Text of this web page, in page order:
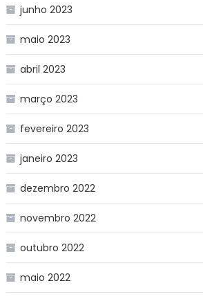
junho 2023
maio 2023
abril 2023
março 2023
fevereiro 2023
janeiro 2023
dezembro 2022
novembro 2022
outubro 2022
maio 2022